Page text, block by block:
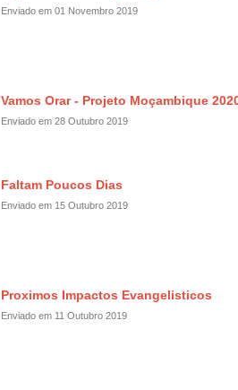
Enviado em 01 Novembro 2019
Vamos Orar - Projeto Moçambique
Enviado em 28 Outubro 2019
Faltam Poucos Dias
Enviado em 15 Outubro 2019
Proximos Impactos Evangelisticos
Enviado em 11 Outubro 2019